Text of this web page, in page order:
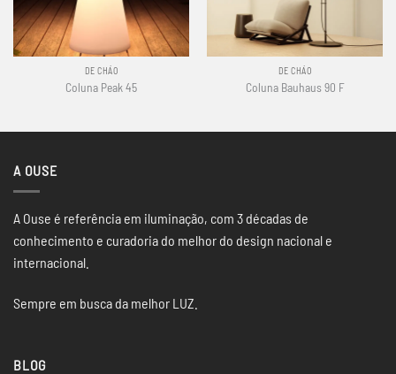
DE CHÃO
Coluna Peak 45
DE CHÃO
Coluna Bauhaus 90 F
A OUSE
A Ouse é referência em iluminação, com 3 décadas de
conhecimento e curadoria do melhor do design nacional e
internacional.
Sempre em busca da melhor LUZ.
BLOG